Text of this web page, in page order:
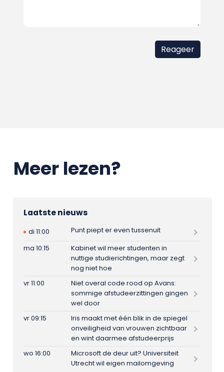
Meer lezen?
Laatste nieuws
di 11:00
Punt piept er even tussenuit
ma 10:15
Kabinet wil meer studenten in
nuttige studierichtingen, maar zegt
nog niet hoe
vr 11:00
Niet overal code rood op Avans:
sommige afstudeerzittingen gingen
wel door
vr 09:15
Iris maakt met één blik in de spiegel
onveiligheid van vrouwen zichtbaar
en wint daarmee afstudeerprijs
wo 16:00
Microsoft de deur uit? Universiteit
Utrecht wil eigen mailomgeving